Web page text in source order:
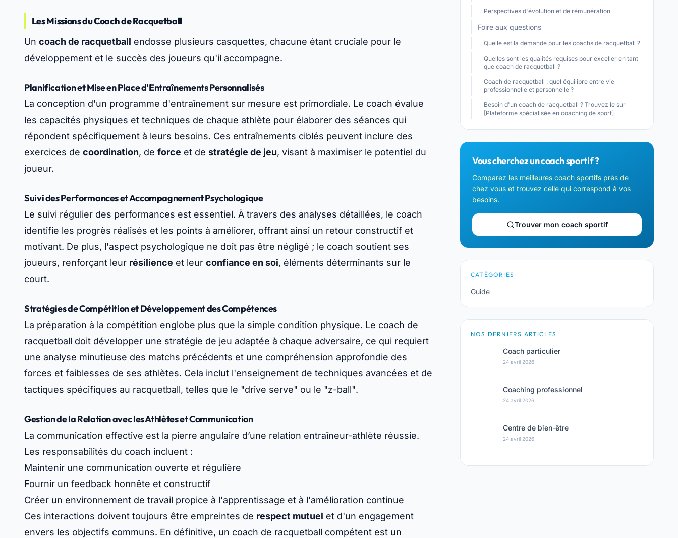
Les Missions du Coach de Racquetball
Un coach de racquetball endosse plusieurs casquettes, chacune étant cruciale pour le
développement et le succès des joueurs qu'il accompagne.
Planification et Mise en Place d'Entraînements Personnalisés
La conception d'un programme d'entraînement sur mesure est primordiale. Le coach évalue
les capacités physiques et techniques de chaque athlète pour élaborer des séances qui
répondent spécifiquement à leurs besoins. Ces entraînements ciblés peuvent inclure des
exercices de coordination, de force et de stratégie de jeu, visant à maximiser le potentiel du
joueur.
Suivi des Performances et Accompagnement Psychologique
Le suivi régulier des performances est essentiel. À travers des analyses détaillées, le coach
identifie les progrès réalisés et les points à améliorer, offrant ainsi un retour constructif et
motivant. De plus, l'aspect psychologique ne doit pas être négligé ; le coach soutient ses
joueurs, renforçant leur résilience et leur confiance en soi, éléments déterminants sur le
court.
Stratégies de Compétition et Développement des Compétences
La préparation à la compétition englobe plus que la simple condition physique. Le coach de
racquetball doit développer une stratégie de jeu adaptée à chaque adversaire, ce qui requiert
une analyse minutieuse des matchs précédents et une compréhension approfondie des
forces et faiblesses de ses athlètes. Cela inclut l'enseignement de techniques avancées et de
tactiques spécifiques au racquetball, telles que le "drive serve" ou le "z-ball".
Gestion de la Relation avec les Athlètes et Communication
La communication effective est la pierre angulaire d’une relation entraîneur-athlète réussie.
Les responsabilités du coach incluent :
Maintenir une communication ouverte et régulière
Fournir un feedback honnête et constructif
Créer un environnement de travail propice à l'apprentissage et à l'amélioration continue
Ces interactions doivent toujours être empreintes de respect mutuel et d'un engagement
envers les objectifs communs. En définitive, un coach de racquetball compétent est un
Perspectives d'évolution et de rémunération
Foire aux questions
Quelle est la demande pour les coachs de racquetball ?
Quelles sont les qualités requises pour exceller en tant
que coach de racquetball ?
Coach de racquetball : quel équilibre entre vie
professionnelle et personnelle ?
Besoin d'un coach de racquetball ? Trouvez le sur
[Plateforme spécialisée en coaching de sport]
Vous cherchez un coach sportif ?
Comparez les meilleures coach sportifs près de
chez vous et trouvez celle qui correspond à vos
besoins.
Trouver mon coach sportif
CATÉGORIES
Guide
NOS DERNIERS ARTICLES
Coach particulier
24 avril 2026
Coaching professionnel
24 avril 2026
Centre de bien-être
24 avril 2026